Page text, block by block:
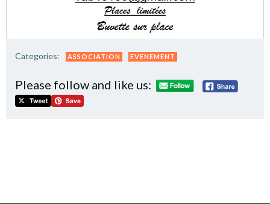
Categories: ASSOCIATION EVENEMENT
Please follow and like us: